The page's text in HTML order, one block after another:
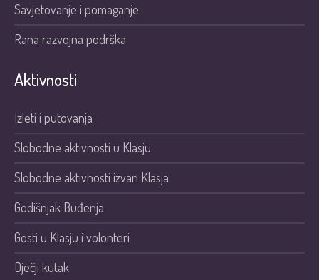
Savjetovanje i pomaganje
Rana razvojna podrška
Aktivnosti
Izleti i putovanja
Slobodne aktivnosti u Klasju
Slobodne aktivnosti izvan Klasja
Godišnjak Buđenja
Gosti u Klasju i volonteri
Dječji kutak